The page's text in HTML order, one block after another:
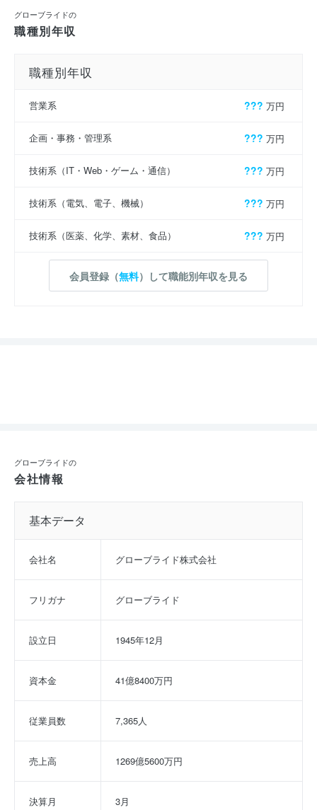
グローブライドの
職種別年収
職種別年収
営業系 ??? 万円
企画・事務・管理系 ??? 万円
技術系（IT・Web・ゲーム・通信） ??? 万円
技術系（電気、電子、機械） ??? 万円
技術系（医薬、化学、素材、食品） ??? 万円
会員登録（無料）して職能別年収を見る
グローブライドの
会社情報
基本データ
会社名 グローブライド株式会社
フリガナ グローブライド
設立日 1945年12月
資本金 41億8400万円
従業員数 7,365人
売上高 1269億5600万円
決算月 3月